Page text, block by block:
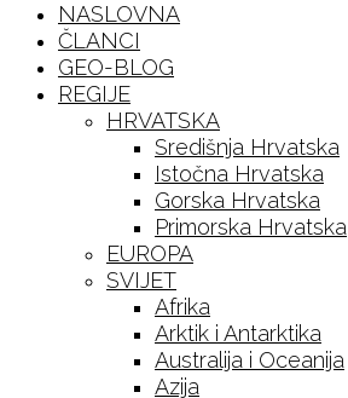
NASLOVNA
ČLANCI
GEO-BLOG
REGIJE
HRVATSKA
Središnja Hrvatska
Istočna Hrvatska
Gorska Hrvatska
Primorska Hrvatska
EUROPA
SVIJET
Afrika
Arktik i Antarktika
Australija i Oceanija
Azija